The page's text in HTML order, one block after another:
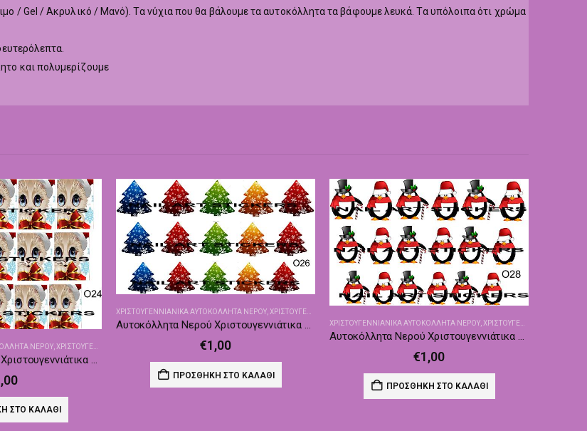
/ Gel / Ακρυλικό / Μανό). Τα νύχια που θα βάλουμε τα αυτοκόλλητα τα βάφουμε λευκά. Τα υπόλοιπα ότι χρώμα
και πολυμερίζουμε
ΝΕΡΟΎ ΧΡΙΣΤΟΥΓΕΝΝΙΆΤΙΚΑ ΑΥΤΟΚΌΛΛΗΤΑ - ΔΙΑΚΟΣΜΗΤΙΚΆ
Αυτοκόλλητα Νερού Χριστουγεννιάτικα Nailswalk Ο24
ΣΤΟ ΚΑΛΆΘΙ
ΧΡΙΣΤΟΥΓΕΝΝΙΑΝΙΚΑ ΑΥΤΟΚΌΛΛΗΤΑ ΝΕΡΟΎ ΧΡΙΣΤΟΥΓΕΝΝΙΆΤΙΚΑ ΑΥΤΟΚΌΛΛΗΤΑ - ΔΙΑΚΟΣΜΗΤΙΚΆ
Αυτοκόλλητα Νερού Χριστουγεννιάτικα Nailswalk Ο26
€1,00
ΠΡΟΣΘΉΚΗ ΣΤΟ ΚΑΛΆΘΙ
ΧΡΙΣΤΟΥΓΕΝΝΙΑΝΙΚΑ ΑΥΤΟΚΌΛΛΗΤΑ ΝΕΡΟΎ ΧΡΙΣΤΟΥΓΕΝΝΙΆΤΙΚΑ ΑΥΤΟΚΌΛΛΗΤΑ - ΔΙΑΚΟΣΜΗΤΙΚΆ
Αυτοκόλλητα Νερού Χριστουγεννιάτικα Nailswalk Ο28
€1,00
ΠΡΟΣΘΉΚΗ ΣΤΟ ΚΑΛΆΘΙ